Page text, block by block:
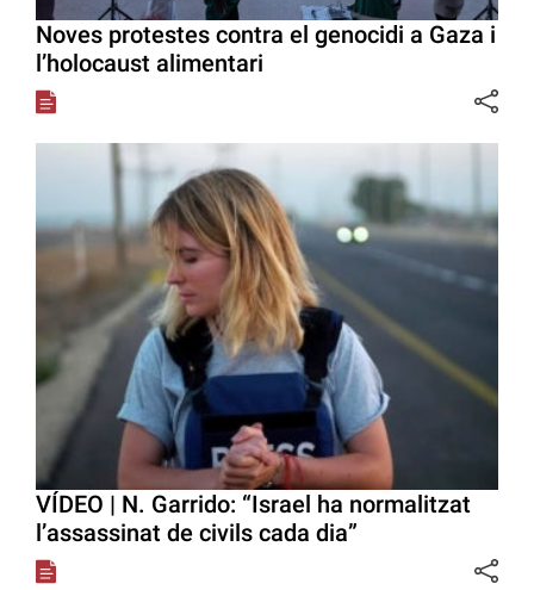
Noves protestes contra el genocidi a Gaza i
l’holocaust alimentari
VÍDEO | N. Garrido: “Israel ha normalitzat
l’assassinat de civils cada dia”